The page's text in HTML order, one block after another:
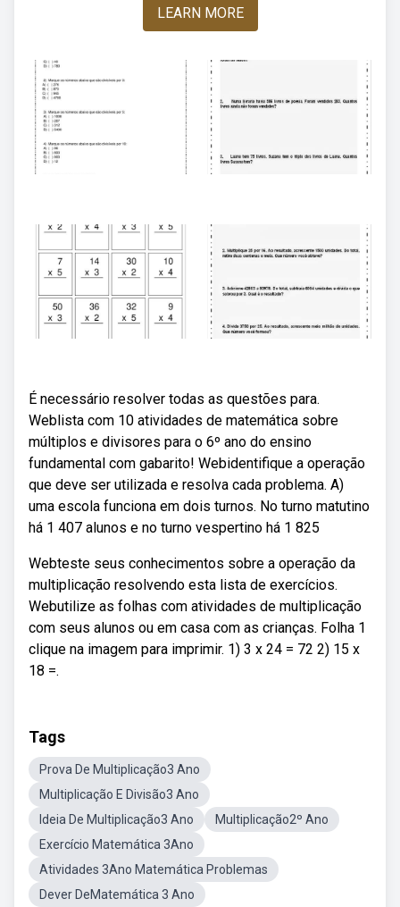
LEARN MORE
É necessário resolver todas as questões para.
Weblista com 10 atividades de matemática sobre
múltiplos e divisores para o 6º ano do ensino
fundamental com gabarito! Webidentifique a operação
que deve ser utilizada e resolva cada problema. A)
uma escola funciona em dois turnos. No turno matutino
há 1 407 alunos e no turno vespertino há 1 825
Webteste seus conhecimentos sobre a operação da
multiplicação resolvendo esta lista de exercícios.
Webutilize as folhas com atividades de multiplicação
com seus alunos ou em casa com as crianças. Folha 1
clique na imagem para imprimir. 1) 3 x 24 = 72 2) 15 x
18 =.
Tags
Prova De Multiplicação3 Ano
Multiplicação E Divisão3 Ano
Ideia De Multiplicação3 Ano
Multiplicação2º Ano
Exercício Matemática 3Ano
Atividades 3Ano Matemática Problemas
Dever DeMatemática 3 Ano